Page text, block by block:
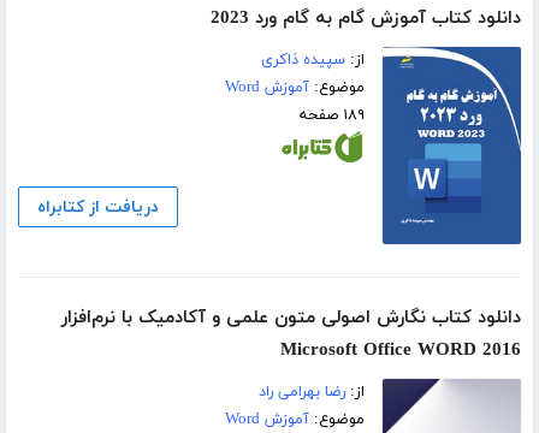
دانلود کتاب آموزش گام به گام ورد 2023
از:سپیده ذاکری
موضوع:آموزش Word
۱۸۹ صفحه
دریافت از کتابراه
دانلود کتاب نگارش اصولی متون علمی و آکادمیک با نرم‌افزار
Microsoft Office WORD 2016
از:رضا بهرامی راد
موضوع:آموزش Word